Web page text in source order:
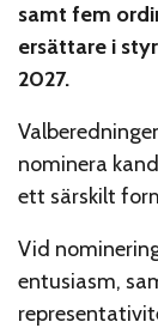
samt fem
ersättare i
2027.
nominera
ett särskilt
Vid
entusiasm,